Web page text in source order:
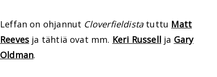
Leffan on ohjannut Cloverfieldistatuttu Matt
Reeves ja tähtiä ovat mm. Keri Russellja Gary
Oldman.